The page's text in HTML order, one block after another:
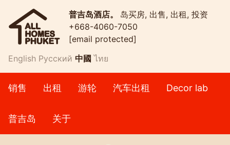
普吉岛酒店。 岛买房, 出售, 出租, 投资
+668-4060-7050
[email protected]
English Русский 中國 ไทย
销售 出租 游轮 汽车出租 Decor lab
普吉岛 关于